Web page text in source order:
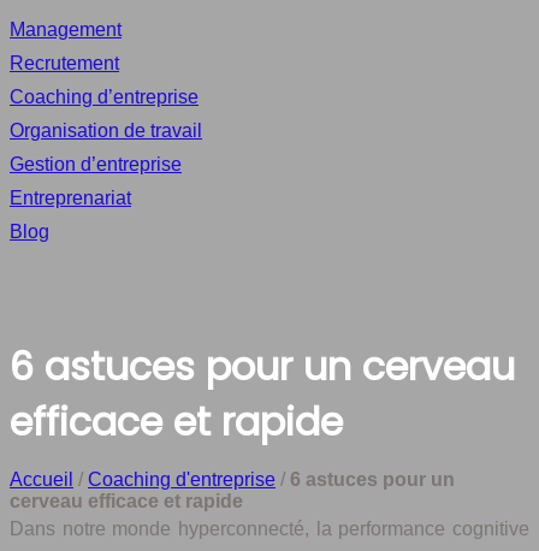
Management
Recrutement
Coaching d’entreprise
Organisation de travail
Gestion d’entreprise
Entreprenariat
Blog
6 astuces pour un cerveau
efficace et rapide
Accueil / Coaching d'entreprise / 6 astuces pour un
cerveau efficace et rapide
Dans notre monde hyperconnecté, la performance cognitive